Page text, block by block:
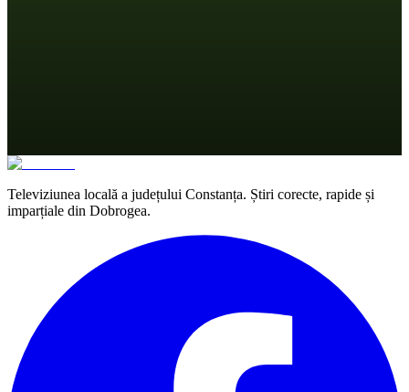
Televiziunea locală a județului Constanța. Știri corecte, rapide și
imparțiale din Dobrogea.